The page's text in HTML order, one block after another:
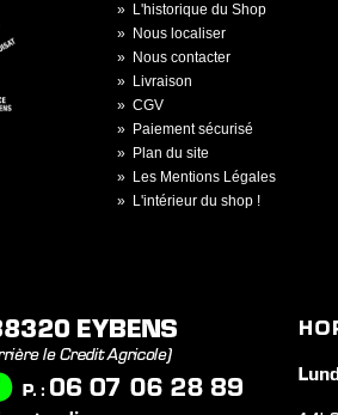
» L'historique du Shop
» Nous localiser
» Nous contacter
» Livraison
» CGV
» Paiement sécurisé
» Plan du site
» Les Mentions Légales
» L'intérieur du shop !